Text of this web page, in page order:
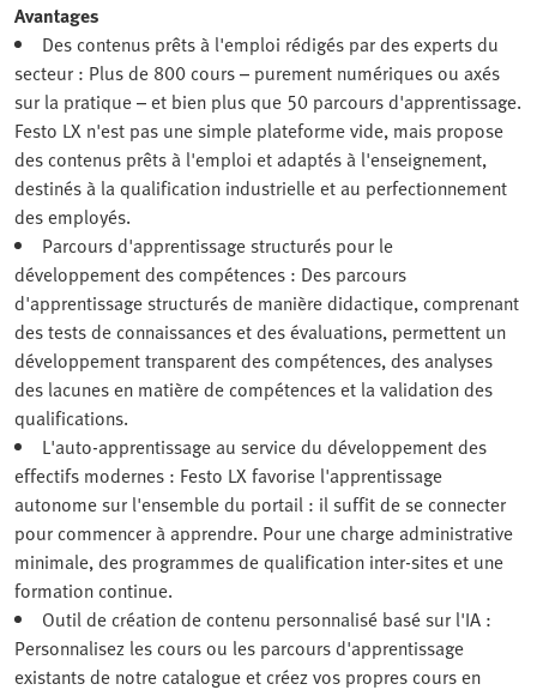
Avantages
Des contenus prêts à l'emploi rédigés par des experts du
secteur : Plus de 800 cours – purement numériques ou axés
sur la pratique – et bien plus que 50 parcours d'apprentissage.
Festo LX n'est pas une simple plateforme vide, mais propose
des contenus prêts à l'emploi et adaptés à l'enseignement,
destinés à la qualification industrielle et au perfectionnement
des employés.
Parcours d'apprentissage structurés pour le
développement des compétences : Des parcours
d'apprentissage structurés de manière didactique, comprenant
des tests de connaissances et des évaluations, permettent un
développement transparent des compétences, des analyses
des lacunes en matière de compétences et la validation des
qualifications.
L'auto-apprentissage au service du développement des
effectifs modernes : Festo LX favorise l'apprentissage
autonome sur l'ensemble du portail : il suffit de se connecter
pour commencer à apprendre. Pour une charge administrative
minimale, des programmes de qualification inter-sites et une
formation continue.
Outil de création de contenu personnalisé basé sur l'IA :
Personnalisez les cours ou les parcours d'apprentissage
existants de notre catalogue et créez vos propres cours en